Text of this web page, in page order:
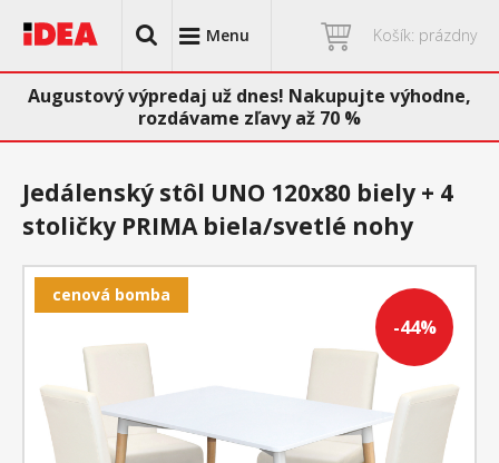
Menu Košík: prázdny
Augustový výpredaj už dnes! Nakupujte výhodne,
rozdávame zľavy až 70 %
-44%
cenová bomba
Jedálenský stôl UNO 120x80 biely + 4
stoličky PRIMA biela/svetlé nohy